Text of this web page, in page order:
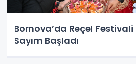
Bornova’da Reçel Festivali
Sayım Başladı